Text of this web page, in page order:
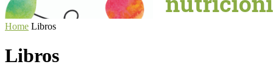
Home Libros
Libros